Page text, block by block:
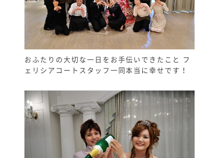
おふたりの大切な一日をお手伝いできたこと フ
ェリシアコートスタッフ一同本当に幸せです！